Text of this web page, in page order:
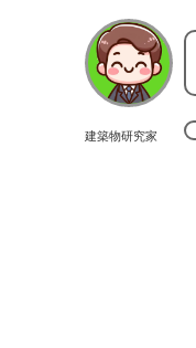
建築物研究家